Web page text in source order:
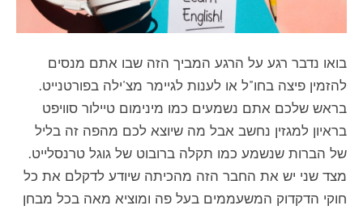
בואו נדבר רגע על הרגע המביך הזה שבו אתם מנסים
להזמין פיצה בחו"ל או לענות לגיימר מצ'ילה בפורטנייט.
בראש שלכם אתם נשמעים כמו מינימום טיילור סוויפט
בראיון למגזין נחשב אבל מה שיוצא לכם מהפה זה בליל
של הברות שנשמע כמו תקלה ברובוט של גוגל טרנסלייט.
מצד שני יש את החבר הזה מהכיתה שיודע לדקלם את כל
חוקי הדקדוק המשעממים בעל פה ומוציא מאה בכל מבחן